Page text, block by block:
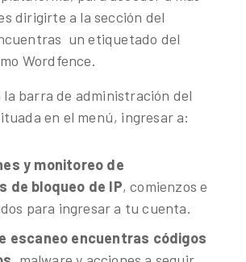
dirigirte a la sección del
un etiquetado del
Wordfence.
la barra de administración del
en el menú, ingresar a:
y monitoreo de
de bloqueo de IP, comienzos e
para ingresar a tu cuenta.
escaneo encuentras códigos